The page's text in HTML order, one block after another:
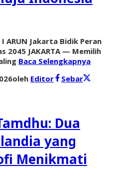
I ARUN Jakarta Bidik Peran
2045 JAKARTA — Memilih
Baca Selengkapnya
oleh Editor
Sebar
Dua
yang
Menikmati